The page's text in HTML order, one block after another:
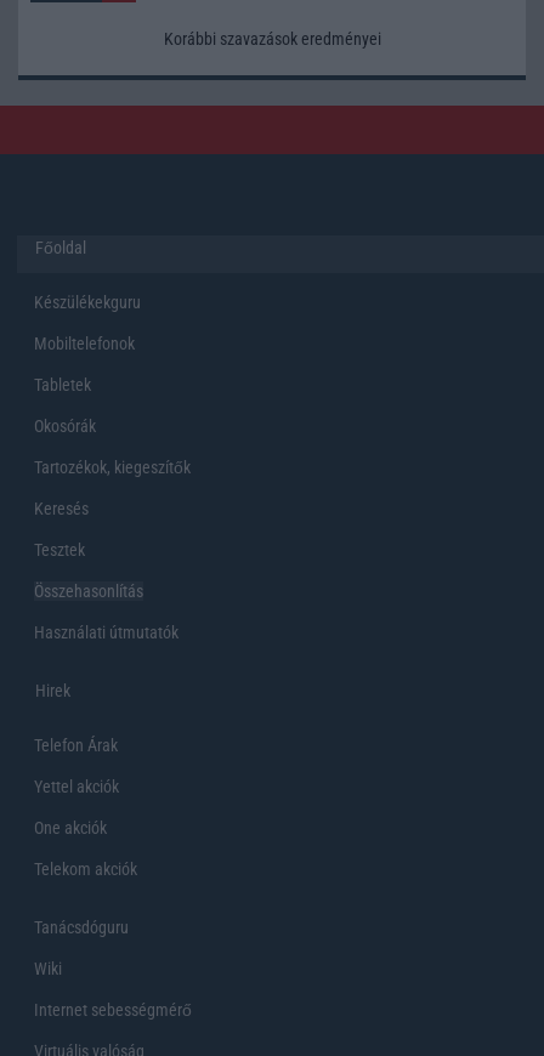
Korábbi szavazások eredményei
Főoldal
Készülékekguru
Mobiltelefonok
Tabletek
Okosórák
Tartozékok, kiegeszítők
Keresés
Tesztek
Összehasonlítás
Használati útmutatók
Hirek
Telefon Árak
Yettel akciók
One akciók
Telekom akciók
Tanácsdóguru
Wiki
Internet sebességmérő
Virtuális valóság